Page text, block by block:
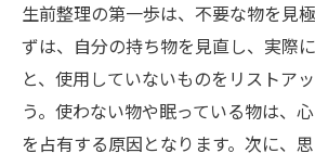
生前整理の第一歩は、不要な物を見
ずは、自分の持ち物を見直し、実際
と、使用していないものをリストア
う。使わない物や眠っている物は、
を占有する原因となります。次に、